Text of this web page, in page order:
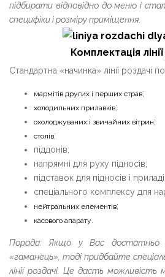
підбирати відповідно до меню і
специфіки і розміру приміщення.
Комплектація
Стандартна «начинка» лінії роздачі
мармітів других і перших страв;
холодильних прилавків;
охолоджуваних і звичайних вітрин;
столів;
піддонів;
напрямні для руху підносів;
підставок для підносів і
спеціального комплексу для
нейтральних елементів;
касового апарату.
Порада: Якщо у Вас достатньо
«гаманець», тоді придбайте
лінії роздачі. Це дасть